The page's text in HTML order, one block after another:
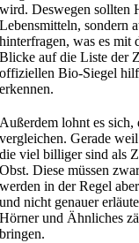
wird. Deswegen sollten
Lebensmitteln, sondern
hinterfragen, was es mit
Blicke auf die Liste der
offiziellen Bio-Siegel
erkennen.
Außerdem lohnt es
vergleichen. Gerade
die viel billiger sind als
Obst. Diese müssen
werden in der Regel
und nicht genauer
Hörner und Ähnliches
bringen.